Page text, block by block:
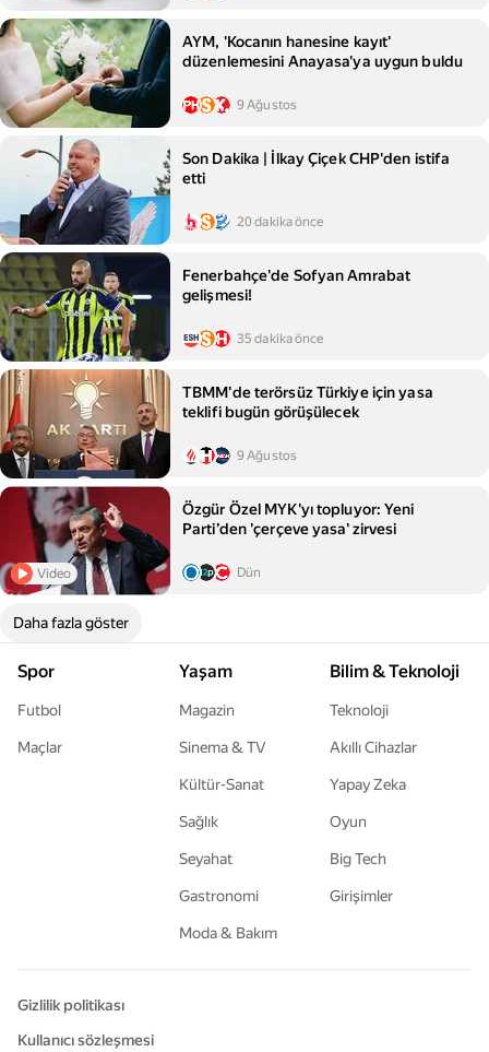
AYM, 'Kocanın hanesine kayıt'
düzenlemesini Anayasa'ya uygun buldu
9 Ağustos
Son Dakika | İlkay Çiçek CHP'den istifa
etti
20 dakika önce
Fenerbahçe'de Sofyan Amrabat
gelişmesi!
35 dakika önce
TBMM'de terörsüz Türkiye için yasa
teklifi bugün görüşülecek
9 Ağustos
Video
Özgür Özel MYK'yı topluyor: Yeni
Parti’den 'çerçeve yasa' zirvesi
Dün
Daha fazla göster
Spor
Futbol
Maçlar
Yaşam
Magazin
Sinema & TV
Kültür-Sanat
Sağlık
Seyahat
Gastronomi
Moda & Bakım
Bilim & Teknoloji
Teknoloji
Akıllı Cihazlar
Yapay Zeka
Oyun
Big Tech
Girişimler
Gizlilik politikası
Kullanıcı sözleşmesi